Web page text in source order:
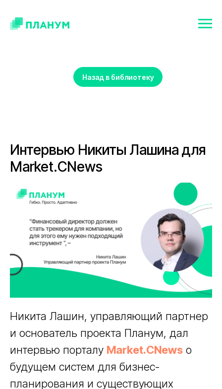
Назад в библиотеку
Интервью Никиты Лашина для
Market.CNews
Никита Лашин, управляющий партнер
и основатель проекта Планум, дал
интервью порталу Market.CNews о
будущем систем для бизнес-
планирования и существующих